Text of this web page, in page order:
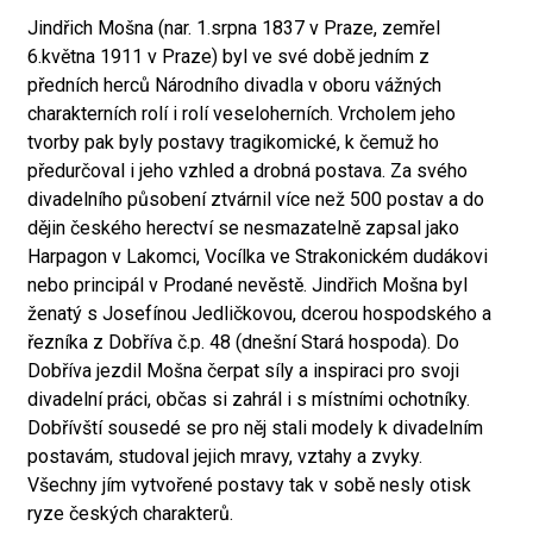
Jindřich Mošna (nar. 1.srpna 1837 v Praze, zemřel
6.května 1911 v Praze) byl ve své době jedním z
předních herců Národního divadla v oboru vážných
charakterních rolí i rolí veseloherních. Vrcholem jeho
tvorby pak byly postavy tragikomické, k čemuž ho
předurčoval i jeho vzhled a drobná postava. Za svého
divadelního působení ztvárnil více než 500 postav a do
dějin českého herectví se nesmazatelně zapsal jako
Harpagon v Lakomci, Vocílka ve Strakonickém dudákovi
nebo principál v Prodané nevěstě. Jindřich Mošna byl
ženatý s Josefínou Jedličkovou, dcerou hospodského a
řezníka z Dobříva č.p. 48 (dnešní Stará hospoda). Do
Dobříva jezdil Mošna čerpat síly a inspiraci pro svoji
divadelní práci, občas si zahrál i s místními ochotníky.
Dobřívští sousedé se pro něj stali modely k divadelním
postavám, studoval jejich mravy, vztahy a zvyky.
Všechny jím vytvořené postavy tak v sobě nesly otisk
ryze českých charakterů.